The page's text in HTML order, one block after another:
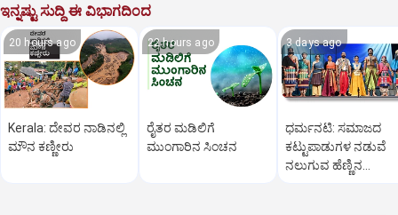
ಇನ್ನಷ್ಟು ಸುದ್ದಿ ಈ ವಿಭಾಗದಿಂದ
20 hours ago
Kerala: ದೇವರ ನಾಡಿನಲ್ಲಿ
ಮೌನ ಕಣ್ಣೀರು
22 hours ago
ರೈತರ ಮಡಿಲಿಗೆ
ಮುಂಗಾರಿನ ಸಿಂಚನ
3 days ago
ಧರ್ಮನಟಿ: ಸಮಾಜದ
ಕಟ್ಟುಪಾಡುಗಳ ನಡುವೆ
ನಲುಗುವ ಹೆಣ್ಣಿನ